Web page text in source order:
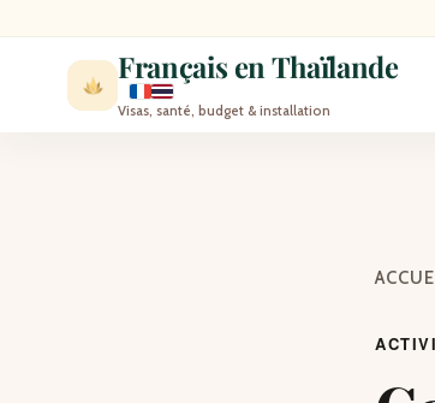
Français en Thaïlande
Visas, santé, budget & installation